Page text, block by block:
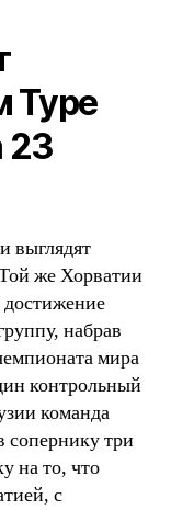
Туре
23
выглядят
же Хорватии
достижение
набрав
мира
контрольный
команда
сопернику три
на то, что
с